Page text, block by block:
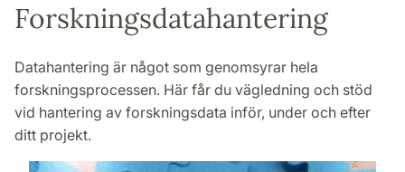
Forskningsdatahantering
Datahantering är något som genomsyrar hela
forskningsprocessen. Här får du vägledning och stöd
vid hantering av forskningsdata inför, under och efter
ditt projekt.